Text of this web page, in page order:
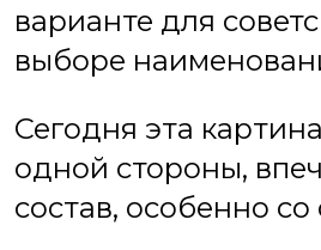
варианте для
выборе
Сегодня эта
одной стороны,
состав, особенно